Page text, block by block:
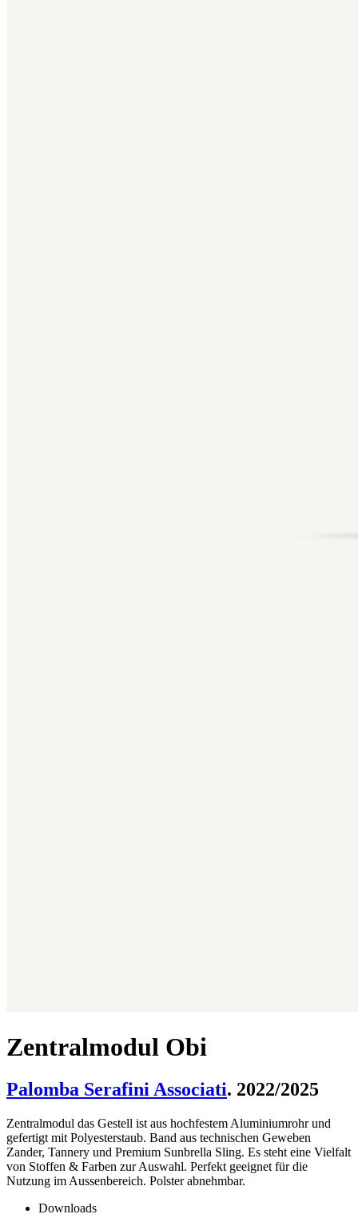
Zentralmodul Obi
Palomba Serafini Associati. 2022/2025
Zentralmodul das Gestell ist aus hochfestem Aluminiumrohr und
gefertigt mit Polyesterstaub. Band aus technischen Geweben
Zander, Tannery und Premium Sunbrella Sling. Es steht eine Vielfalt
von Stoffen & Farben zur Auswahl. Perfekt geeignet für die
Nutzung im Aussenbereich. Polster abnehmbar.
Downloads